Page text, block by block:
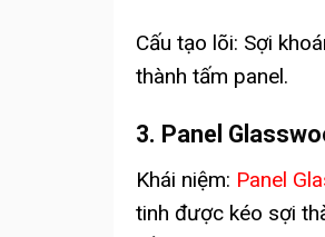
Cấu tạo lõi: Sợi
thành tấm panel.
3. Panel
Khái niệm: Panel
tinh được kéo sợi